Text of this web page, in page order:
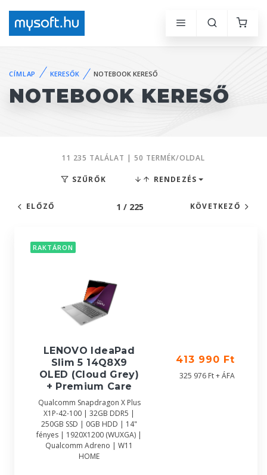
CÍMLAP KERESŐK NOTEBOOK KERESŐ
NOTEBOOK KERESŐ
11 235 TALÁLAT | 50 TERMÉK/OLDAL
SZŰRŐK RENDEZÉS
ELŐZŐ 1 / 225 KÖVETKEZŐ
RAKTÁRON
LENOVO IdeaPad
Slim 5 14Q8X9
OLED (Cloud Grey)
+ Premium Care
Qualcomm Snapdragon X Plus
X1P-42-100 | 32GB DDR5 |
250GB SSD | 0GB HDD | 14"
fényes | 1920X1200 (WUXGA) |
Qualcomm Adreno | W11
HOME
413 990 Ft
325 976 Ft + ÁFA